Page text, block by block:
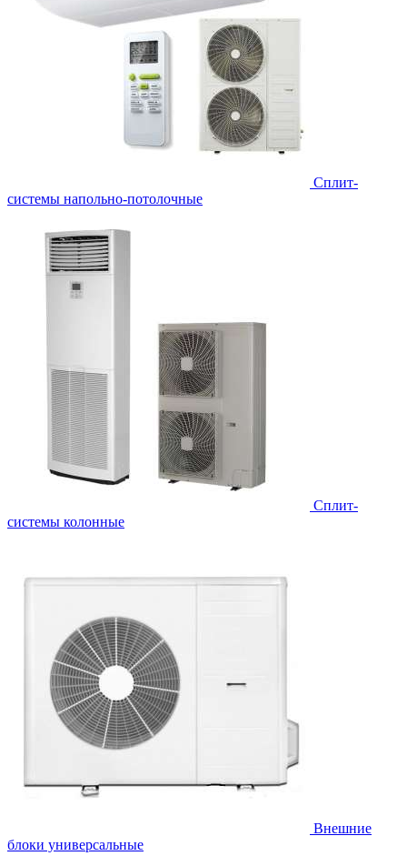
Сплит-
системы напольно-потолочные
Cплит-
системы колонные
Внешние
блоки универсальные